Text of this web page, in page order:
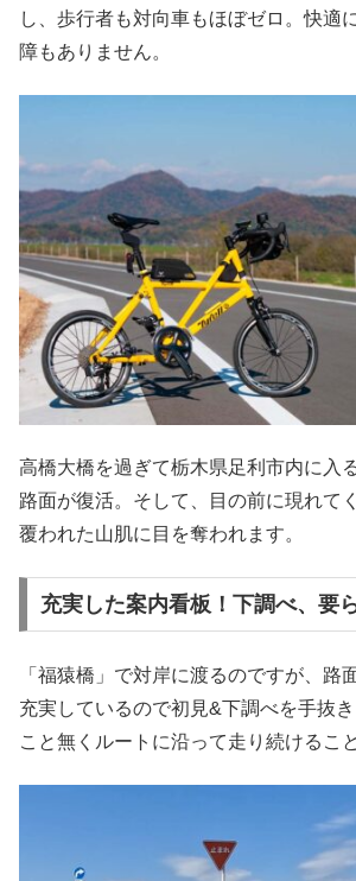
し、歩行者も対向車もほぼゼロ。快適
障もありません。
高橋大橋を過ぎて栃木県足利市内に入
路面が復活。そして、目の前に現れて
覆われた山肌に目を奪われます。
充実した案内看板！下調べ、要
「福猿橋」で対岸に渡るのですが、路
充実しているので初見&下調べを手抜
こと無くルートに沿って走り続けるこ